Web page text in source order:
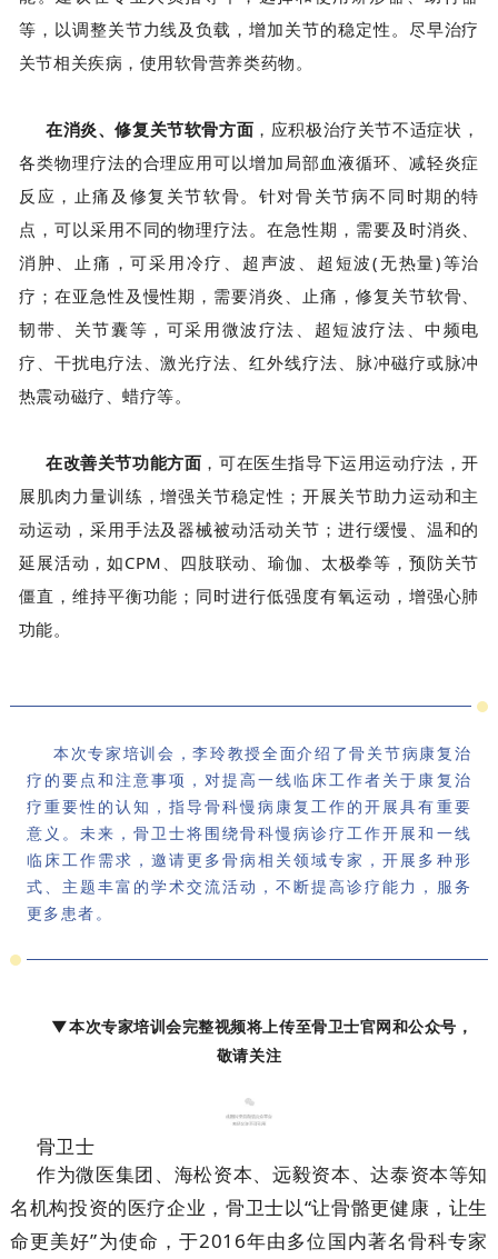
等，以调整关节力线及负载，增加关节的稳定性。尽早治疗
关节相关疾病，使用软骨营养类药物。
在消炎、修复关节软骨方面 ，应积极治疗关节不适症状，
各类物理疗法的合理应用可以增加局部血液循环、减轻炎症
反应，止痛及修复关节软骨。针对骨关节病不同时期的特
点，可以采用不同的物理疗法。在急性期，需要及时消炎、
消肿、止痛，可采用冷疗、超声波、超短波(无热量)等治
疗；在亚急性及慢性期，需要消炎、止痛，修复关节软骨、
韧带、关节囊等，可采用微波疗法、超短波疗法、中频电
疗、干扰电疗法、激光疗法、红外线疗法、脉冲磁疗或脉冲
热震动磁疗、蜡疗等。
在改善关节功能方面 ，可在医生指导下运用运动疗法，开
展肌肉力量训练，增强关节稳定性；开展关节助力运动和主
动运动，采用手法及器械被动活动关节；进行缓慢、温和的
延展活动，如CPM、四肢联动、瑜伽、太极拳等，预防关节
僵直，维持平衡功能；同时进行低强度有氧运动，增强心肺
功能。
本次专家培训会，李玲教授全面介绍了骨关节病康复治
疗的要点和注意事项，对提高一线临床工作者关于康复治
疗重要性的认知，指导骨科慢病康复工作的开展具有重要
意义。未来，骨卫士将围绕骨科慢病诊疗工作开展和一线
临床工作需求，邀请更多骨病相关领域专家，开展多种形
式、主题丰富的学术交流活动，不断提高诊疗能力，服务
更多患者。
▼本次专家培训会完整视频将上传至骨卫士官网和公众号，
敬请关注
骨卫士
作为微医集团、海松资本、远毅资本、达泰资本等知
名机构投资的医疗企业，骨卫士以“让骨骼更健康，让生
命更美好”为使命，于2016年由多位国内著名骨科专家